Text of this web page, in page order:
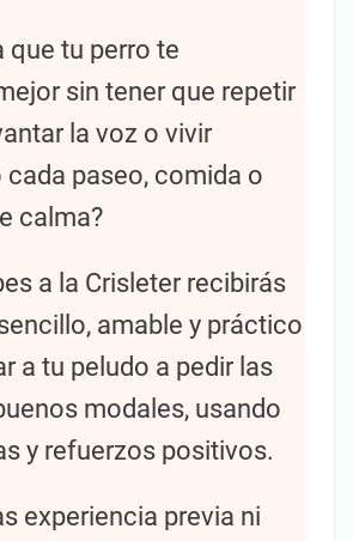
que tu perro te
sin tener que repetir
la voz o vivir
paseo, comida o
calma?
a la Crisleter recibirás
amable y práctico
a tu peludo a pedir las
modales, usando
y refuerzos positivos.
experiencia previa ni